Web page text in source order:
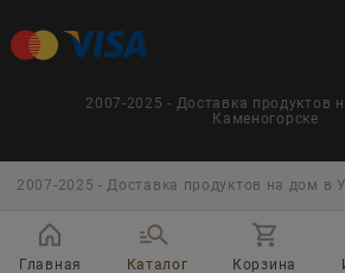
2007-2025 - Доставка продуктов
Каменогорске
2007-2025 - Доставка продуктов на дом в
Главная Каталог Корзина